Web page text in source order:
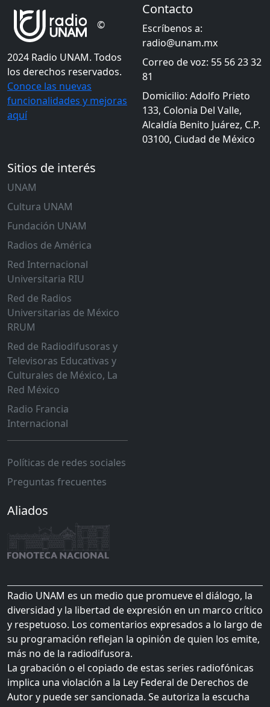
©
2024 Radio UNAM. Todos
los derechos reservados.
Conoce las nuevas
funcionalidades y mejoras
aquí
Contacto
Escríbenos a:
radio@unam.mx
Correo de voz: 55 56 23 32
81
Domicilio: Adolfo Prieto
133, Colonia Del Valle,
Alcaldía Benito Juárez, C.P.
03100, Ciudad de México
Sitios de interés
UNAM
Cultura UNAM
Fundación UNAM
Radios de América
Red Internacional
Universitaria RIU
Red de Radios
Universitarias de México
RRUM
Red de Radiodifusoras y
Televisoras Educativas y
Culturales de México, La
Red México
Radio Francia
Internacional
Políticas de redes sociales
Preguntas frecuentes
Aliados
Radio UNAM es un medio que promueve el diálogo, la
diversidad y la libertad de expresión en un marco crítico
y respetuoso. Los comentarios expresados a lo largo de
su programación reflejan la opinión de quien los emite,
más no de la radiodifusora.
La grabación o el copiado de estas series radiofónicas
implica una violación a la Ley Federal de Derechos de
Autor y puede ser sancionada. Se autoriza la escucha